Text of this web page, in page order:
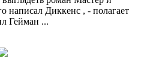
написал Диккенс , - полагает
Гейман ...